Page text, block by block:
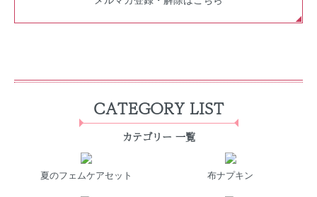
CATEGORY LIST
カテゴリー 一覧
夏のフェムケアセット 布ナプキン